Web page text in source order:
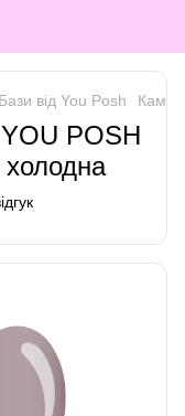
від You Posh
POSH